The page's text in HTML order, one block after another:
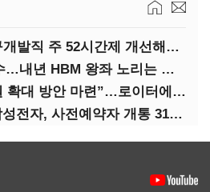
반도체공학회 “연구개발직 주 52시간제 개선해야”
HBM3E 수요가 변수…내년 HBM 왕좌 노리는 삼성
삼전닉스 “주주환원 확대 방안 마련”…로이터에 성명 보내
“Z8 폴드 흥행”…삼성전자, 사전예약자 개통 31일까지 연장